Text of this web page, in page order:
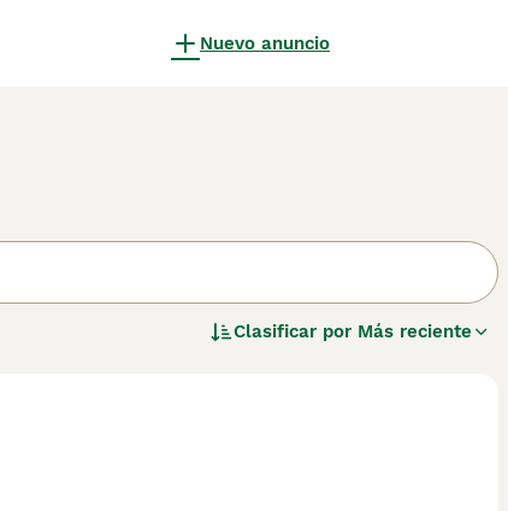
Nuevo anuncio
Clasificar por Más reciente